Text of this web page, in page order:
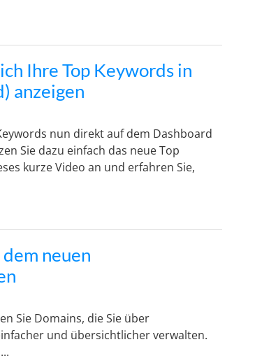
Ihre Top Keywords in
anzeigen
nun direkt auf dem Dashboard
Sie dazu einfach das neue Top
kurze Video an und erfahren Sie,
neuen
Sie Domains, die Sie über
und übersichtlicher verwalten.